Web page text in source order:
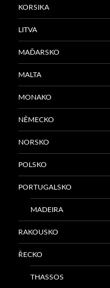
KORSIKA
LITVA
MAĎARSKO
MALTA
MONAKO
NĚMECKO
NORSKO
POLSKO
PORTUGALSKO
MADEIRA
RAKOUSKO
ŘECKO
THASSOS